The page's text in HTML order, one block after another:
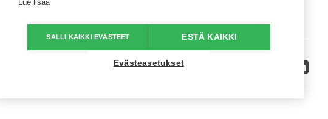
Twitter Instagram
Lue lisää
SALLI KAIKKI EVÄSTEET ESTÄ KAIKKI
Evästeasetukset